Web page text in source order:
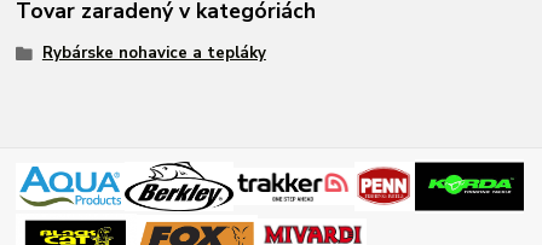
Tovar zaradený v kategóriách
Rybárske nohavice a tepláky